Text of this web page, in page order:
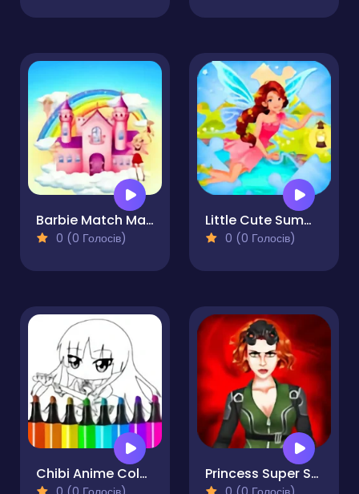
Barbie Match Master
0 (0 Голосів)
Little Cute Summer Fairies Puzzle
0 (0 Голосів)
Chibi Anime Coloring Pages Princess Super Spy